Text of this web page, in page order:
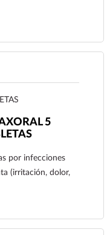
5
por infecciones
(irritación, dolor,